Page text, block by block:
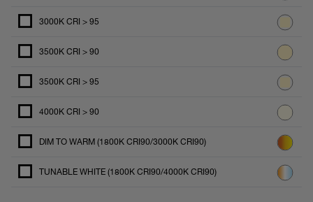
3000K CRI > 95
3500K CRI > 90
3500K CRI > 95
4000K CRI > 90
DIM TO WARM (1800K CRI90/3000K CRI90)
TUNABLE WHITE (1800K CRI90/4000K CRI90)